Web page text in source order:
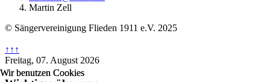
Wir benutzen Cookies
Martin Zell
© Sängervereinigung Flieden 1911 e.V. 2025
↑↑↑
Freitag, 07. August 2026
Wir benutzen Cookies